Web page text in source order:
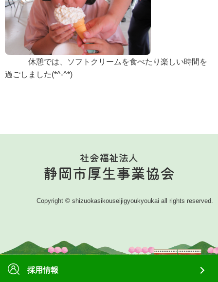
よくある質問
ヘルパーステーション白寿
居宅介護支援センター白寿
静岡老人ホーム
静岡市救護所
小鹿こども園
理念・取り組み
採用情報
休憩では、ソフトクリームを食べたり楽しい時間を
過ごしました(*^-^*)
社会福祉法人
静岡市厚生事業協会
Copyright © shizuokasikouseijigyoukyoukai all rights reserved.